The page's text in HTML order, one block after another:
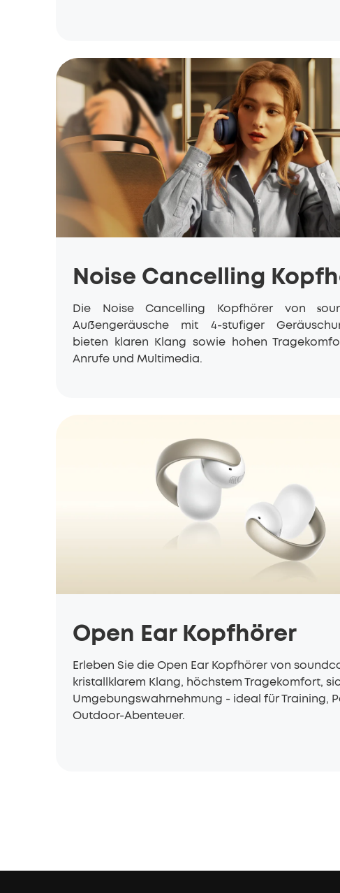
Noise Cancelling
Die Noise Cancelling Kopfhörer vons
Außengeräusche mit 4-stufiger
bieten klaren Klang sowie hohen
Anrufe und Multimedia.
Open Ear Kopfhörer
Erleben Sie die Open Ear Kopfhörer von
kristallklarem Klang, höchstem Tragekomfort,
Umgebungswahrnehmung - ideal für Training,
Outdoor-Abenteuer.